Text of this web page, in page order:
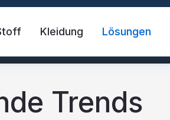
Kleidung Lösungen
Trends